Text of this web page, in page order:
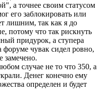
а точнее своим статусом
его заблокировать или
лишним, так как я до
потому что так рискнуть
придурок, а ступера
чувак сидел ровно,
замечено.
случае не то что 350, а
Денег конечно ему
определен и будет